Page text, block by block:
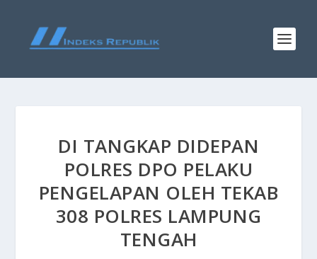
DI TANGKAP DIDEPAN
POLRES DPO PELAKU
PENGELAPAN OLEH TEKAB
308 POLRES LAMPUNG
TENGAH